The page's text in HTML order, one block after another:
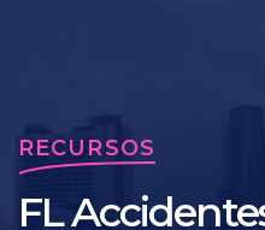
RECURSOS
FL